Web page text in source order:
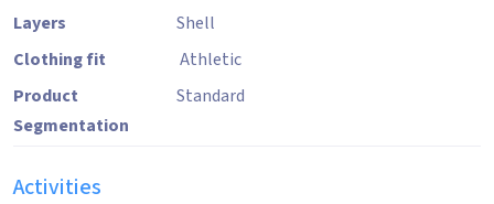
Layers
Shell
Clothing fit
Athletic
Product
Segmentation
Standard
Activities